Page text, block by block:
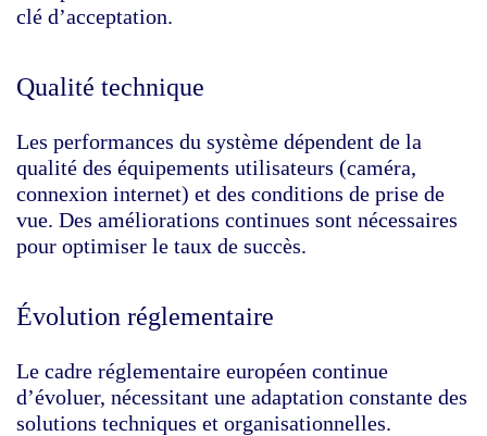
clé d’acceptation.
Qualité technique
Les performances du système dépendent de la
qualité des équipements utilisateurs (caméra,
connexion internet) et des conditions de prise de
vue. Des améliorations continues sont nécessaires
pour optimiser le taux de succès.
Évolution réglementaire
Le cadre réglementaire européen continue
d’évoluer, nécessitant une adaptation constante des
solutions techniques et organisationnelles.